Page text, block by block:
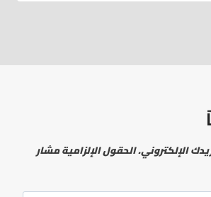
الإلكتروني.الحقول الإلزامية مشار